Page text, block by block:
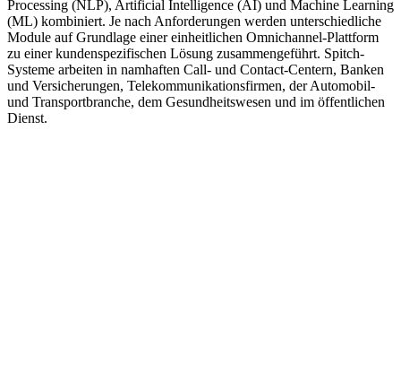
Processing (NLP), Artificial Intelligence (AI) und Machine Learning
(ML) kombiniert. Je nach Anforderungen werden unterschiedliche
Module auf Grundlage einer einheitlichen Omnichannel-Plattform
zu einer kundenspezifischen Lösung zusammengeführt. Spitch-
Systeme arbeiten in namhaften Call- und Contact-Centern, Banken
und Versicherungen, Telekommunikations­firmen, der Automobil-
und Transportbranche, dem Gesundheitswesen und im öffentlichen
Dienst.